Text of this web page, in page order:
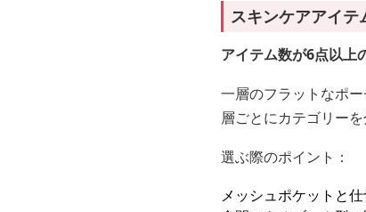
スキンケアアイテ
アイテム数が6点以上
一層のフラットなポ
層ごとにカテゴリー
選ぶ際のポイント：
メッシュポケットと